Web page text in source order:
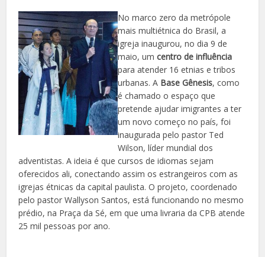
No marco zero da metrópole
mais multiétnica do Brasil, a
igreja inaugurou, no dia 9 de
maio, umcentro de influência
para atender 16 etnias e tribos
urbanas. A Base Gênesis, como
é chamado o espaço que
pretende ajudar imigrantes a ter
um novo começo no país, foi
inaugurada pelo pastor Ted
Wilson, líder mundial dos
adventistas. A ideia é que cursos de idiomas sejam
oferecidos ali, conectando assim os estrangeiros com as
igrejas étnicas da capital paulista. O projeto, coordenado
pelo pastor Wallyson Santos, está funcionando no mesmo
prédio, na Praça da Sé, em que uma livraria da CPB atende
25 mil pessoas por ano.